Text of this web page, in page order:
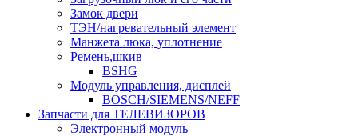
Замок двери
ТЭН/нагревательный элемент
Манжета люка, уплотнение
Ремень,шкив
BSHG
Модуль управления, дисплей
BOSCH/SIEMENS/NEFF
Запчасти для ТЕЛЕВИЗОРОВ
Электронный модуль